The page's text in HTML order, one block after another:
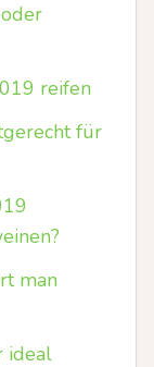
reifen
für
man
ideal